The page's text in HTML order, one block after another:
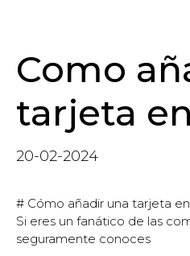
Como
tarjeta
20-02-2024
# Cómo añadir una tarjeta
Si eres un fanático de las
seguramente conoces